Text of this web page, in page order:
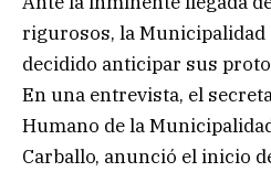
rigurosos, la Municipalidad
decidido anticipar sus
En una entrevista, el
Humano de la
Carballo, anunció el inicio